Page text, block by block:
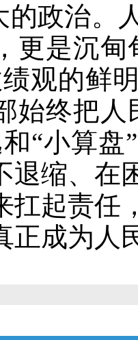
的政治。
更是沉
观的鲜
始终把人
“小算
退缩、在
扛起责任
正成为人